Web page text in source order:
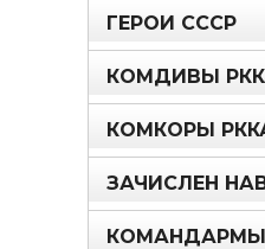
ГЕРОИ СССР
КОМДИВЫ
КОМКОРЫ
ЗАЧИСЛЕН
КОМАНДАРМЫ